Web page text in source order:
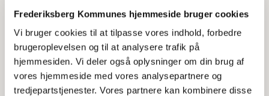
Frederiksberg Kommunes hjemmeside bruger cookies
Vi bruger cookies til at tilpasse vores indhold, forbedre
brugeroplevelsen og til at analysere trafik på
hjemmesiden. Vi deler også oplysninger om din brug af
vores hjemmeside med vores analysepartnere og
tredjepartstjenester. Vores partnere kan kombinere disse
Så det gør både Ivan Dreyer på 78 år og Flemming
Knudsen på 75 år, der deltager på det ugentlige
motionsfællesskab "Sammen om Motion". Hver fredag
formiddag kl. 10 mødes 10-15 seniorer i
Træningshaven på Stockflethsvej 4, hvor de i en lille
time rører kroppen og får lidt motion.